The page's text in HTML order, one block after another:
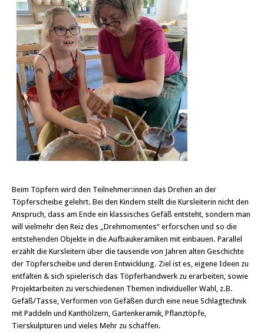
Beim Töpfern wird den Teilnehmer:innen das Drehen an der
Töpferscheibe gelehrt. Bei den Kindern stellt die Kursleiterin nicht den
Anspruch, dass am Ende ein klassisches Gefäß entsteht, sondern man
will vielmehr den Reiz des „Drehmomentes“ erforschen und so die
entstehenden Objekte in die Aufbaukeramiken mit einbauen. Parallel
erzählt die Kursleitern über die tausende von Jahren alten Geschichte
der Töpferscheibe und deren Entwicklung. Ziel ist es, eigene Ideen zu
entfalten & sich spielerisch das Töpferhandwerk zu erarbeiten, sowie
Projektarbeiten zu verschiedenen Themen individueller Wahl, z.B.
Gefäß/Tasse, Verformen von Gefäßen durch eine neue Schlagtechnik
mit Paddeln und Kanthölzern, Gartenkeramik, Pflanztöpfe,
Tierskulpturen und vieles Mehr zu schaffen.